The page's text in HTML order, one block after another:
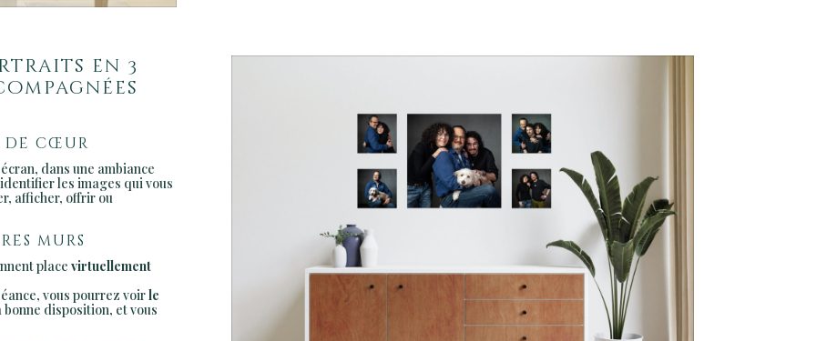
en 3
de cœur
dans une ambiance
les images qui vous
afficher, offrir ou
murs
placevirtuellement
vous pourrez voirle
disposition, et vous